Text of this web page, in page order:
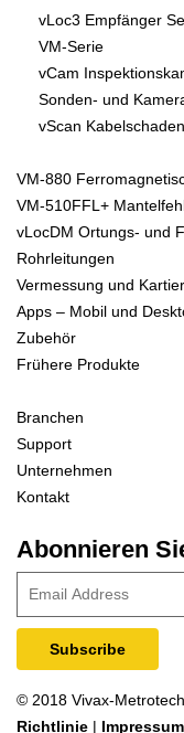
vLoc3 Empfänger
VM-Serie
vCam
Sonden- und
vScan
VM-880
VM-510FFL+
vLocDM Ortungs- und
Rohrleitungen
Vermessung und
Apps – Mobil und
Zubehör
Frühere Produkte
Branchen
Support
Unternehmen
Kontakt
Abonnieren
© 2018 Vivax-
Richtlinie | Impressum